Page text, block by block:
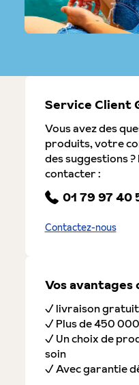
Service Client
Vous avez des
produits, votre
des suggestions ?
contacter :
01 79 97 40
Contactez-nous
Vos avantages
✓ livraison
✓ Plus de 450
✓ Un choix de
soin
✓ Avec garantie